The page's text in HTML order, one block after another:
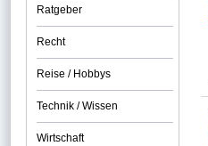
Ratgeber
Recht
Reise / Hobbys
Technik / Wissen
Wirtschaft